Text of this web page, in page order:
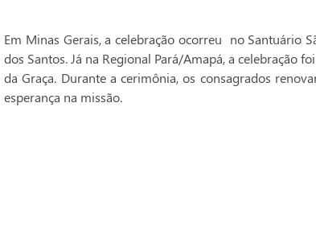
Em Minas Gerais, a celebração ocorreu no Santuário
dos Santos. Já na Regional Pará/Amapá, a celebração
da Graça. Durante a cerimônia, os consagrados
esperança na missão.